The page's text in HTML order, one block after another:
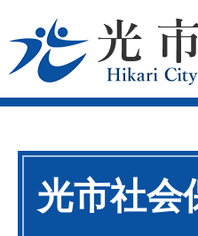
光市社会